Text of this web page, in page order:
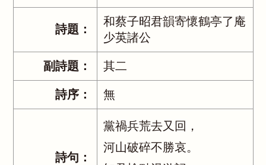
詩題：
和蔡子昭君韻寄懷鶴亭了庵
少英諸公
副詩題： 其二
詩序： 無
詩句：
黨禍兵荒去又回，
河山破碎不勝哀。